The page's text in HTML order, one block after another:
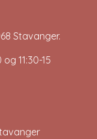
Stavanger.
11:30-15